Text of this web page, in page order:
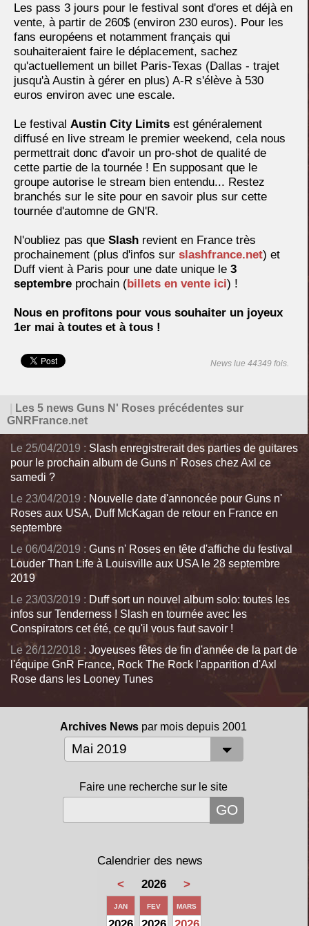
Les pass 3 jours pour le festival sont d'ores et déjà en
vente, à partir de 260$ (environ 230 euros). Pour les
fans européens et notamment français qui
souhaiteraient faire le déplacement, sachez
qu'actuellement un billet Paris-Texas (Dallas - trajet
jusqu'à Austin à gérer en plus) A-R s'élève à 530
euros environ avec une escale.
Le festival Austin City Limits est généralement
diffusé en live stream le premier weekend, cela nous
permettrait donc d'avoir un pro-shot de qualité de
cette partie de la tournée ! En supposant que le
groupe autorise le stream bien entendu... Restez
branchés sur le site pour en savoir plus sur cette
tournée d'automne de GN'R.
N'oubliez pas que Slash revient en France très
prochainement (plus d'infos sur slashfrance.net) et
Duff vient à Paris pour une date unique le 3
septembre prochain (billets en vente ici) !
Nous en profitons pour vous souhaiter un joyeux
1er mai à toutes et à tous !
News lue 44349 fois.
Les 5 news Guns N' Roses précédentes sur
GNRFrance.net
Le 25/04/2019 : Slash enregistrerait des parties de guitares
pour le prochain album de Guns n' Roses chez Axl ce
samedi ?
Le 23/04/2019 : Nouvelle date d'annoncée pour Guns n'
Roses aux USA, Duff McKagan de retour en France en
septembre
Le 06/04/2019 : Guns n' Roses en tête d'affiche du festival
Louder Than Life à Louisville aux USA le 28 septembre
2019
Le 23/03/2019 : Duff sort un nouvel album solo: toutes les
infos sur Tenderness ! Slash en tournée avec les
Conspirators cet été, ce qu'il vous faut savoir !
Le 26/12/2018 : Joyeuses fêtes de fin d'année de la part de
l'équipe GnR France, Rock The Rock l'apparition d'Axl
Rose dans les Looney Tunes
Archives News par mois depuis 2001
Faire une recherche sur le site
Calendrier des news
<
2026 >
JAN FEV MARS